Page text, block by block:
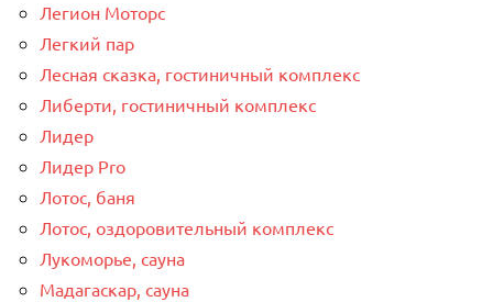
Легион Моторс
Легкий пар
Лесная сказка, гостиничный комплекс
Либерти, гостиничный комплекс
Лидер
Лидер Pro
Лотос, баня
Лотос, оздоровительный комплекс
Лукоморье, сауна
Мадагаскар, сауна